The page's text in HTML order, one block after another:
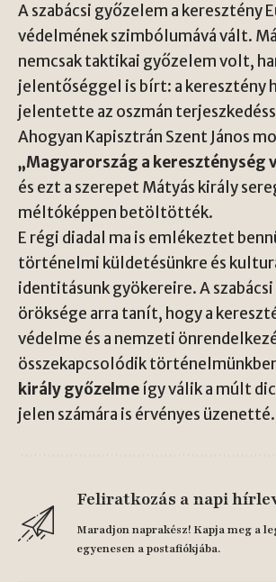
A szabácsi győzelem a keresztény
védelmének szimbólumává vált.
nemcsak taktikai győzelem volt,
jelentőséggel is bírt: a keresztény
jelentette az oszmán
Ahogyan Kapisztrán Szent János
„Magyarország a kereszténység
és ezt a szerepet Mátyás király
méltóképpen betöltötték.
E régi diadal ma is emlékeztet
történelmi küldetésünkre és
identitásunk gyökereire. A szabácsi
öröksége arra tanít, hogy a
védelme és a nemzeti
összekapcsolódik
király győzelmeígy válik a múlt
jelen számára is érvényes üzenetté.
Feliratkozás a napi
Maradjon naprakész! Kapja meg a
egyenesen a postafiókjába.